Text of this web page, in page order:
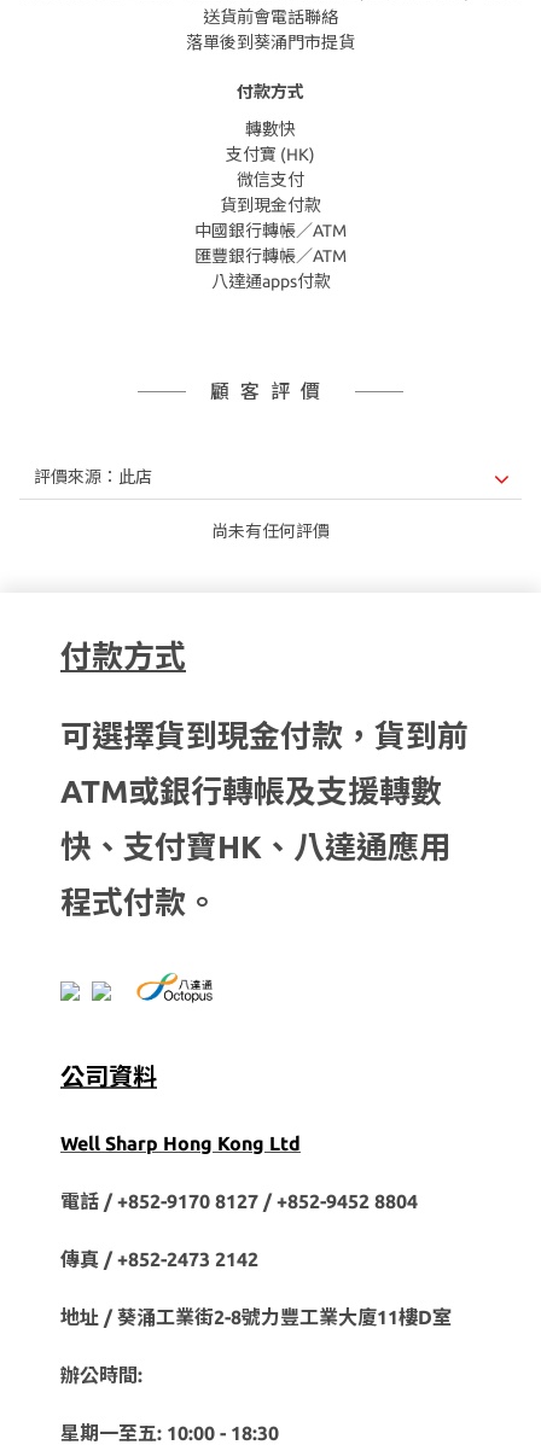
送貨前會電話聯絡
落單後到葵涌門市提貨
付款方式
轉數快
支付寶 (HK)
微信支付
貨到現金付款
中國銀行轉帳／ATM
匯豐銀行轉帳／ATM
八達通apps付款
顧客評價
尚未有任何評價
付款方式
可選擇貨到現金付款，貨到前
ATM或銀行轉帳及支援轉數
快、支付寶HK、八達通應用
程式付款。
公司資料
Well Sharp Hong Kong Ltd
電話 / +852-9170 8127 /+852-9452 8804
傳真 / +852-2473 2142
地址 / 葵涌工業街2-8號力豐工業大廈11樓D室
辦公時間:
星期一至五: 10:00 - 18:30